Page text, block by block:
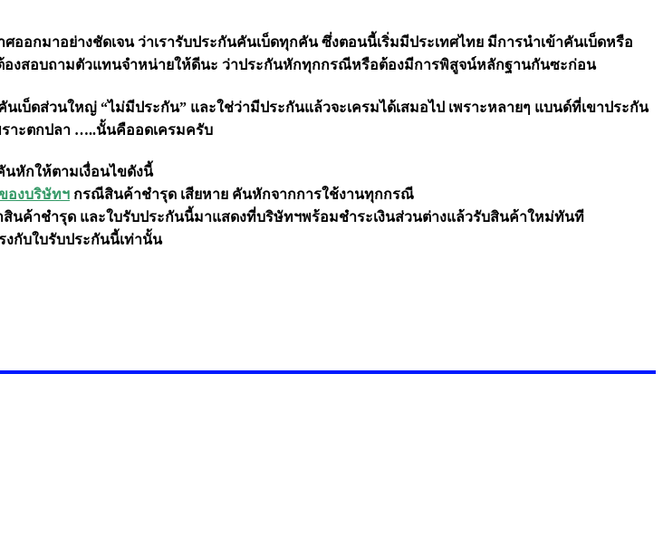
อกมาอย่างชัดเจน ว่าเรารับประกันคันเบ็ดทุกคัน ซึ่งตอนนี้เริ่มมีประเทศไทย มีการนำเข้าคันเบ็ดหรือ
องสอบถามตัวแทนจำหน่ายให้ดีนะ ว่าประกันหักทุกกรณีหรือต้องมีการพิสูจน์หลักฐานกันซะก่อน
บ็ดส่วนใหญ่ “ไม่มีประกัน” และใช่ว่ามีประกันแล้วจะเครมได้เสมอไป เพราะหลายๆ แบนด์ที่เขาประกัน
ราะตกปลา …..นั้นคืออดเครมครับ
นหักให้ตามเงื่อนไขดังนี้
องบริษัทฯ กรณีสินค้าชำรุด เสียหาย คันหักจากการใช้งานทุกกรณี
นค้าชำรุด และใบรับประกันนี้มาแสดงที่บริษัทฯพร้อมชำระเงินส่วนต่างแล้วรับสินค้าใหม่ทันที
กับใบรับประกันนี้เท่านั้น